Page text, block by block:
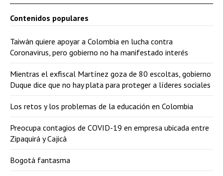
Contenidos populares
Taiwán quiere apoyar a Colombia en lucha contra
Coronavirus, pero gobierno no ha manifestado interés
Mientras el exfiscal Martínez goza de 80 escoltas, gobierno
Duque dice que no hay plata para proteger a líderes sociales
Los retos y los problemas de la educación en Colombia
Preocupa contagios de COVID-19 en empresa ubicada entre
Zipaquirá y Cajicá
Bogotá fantasma